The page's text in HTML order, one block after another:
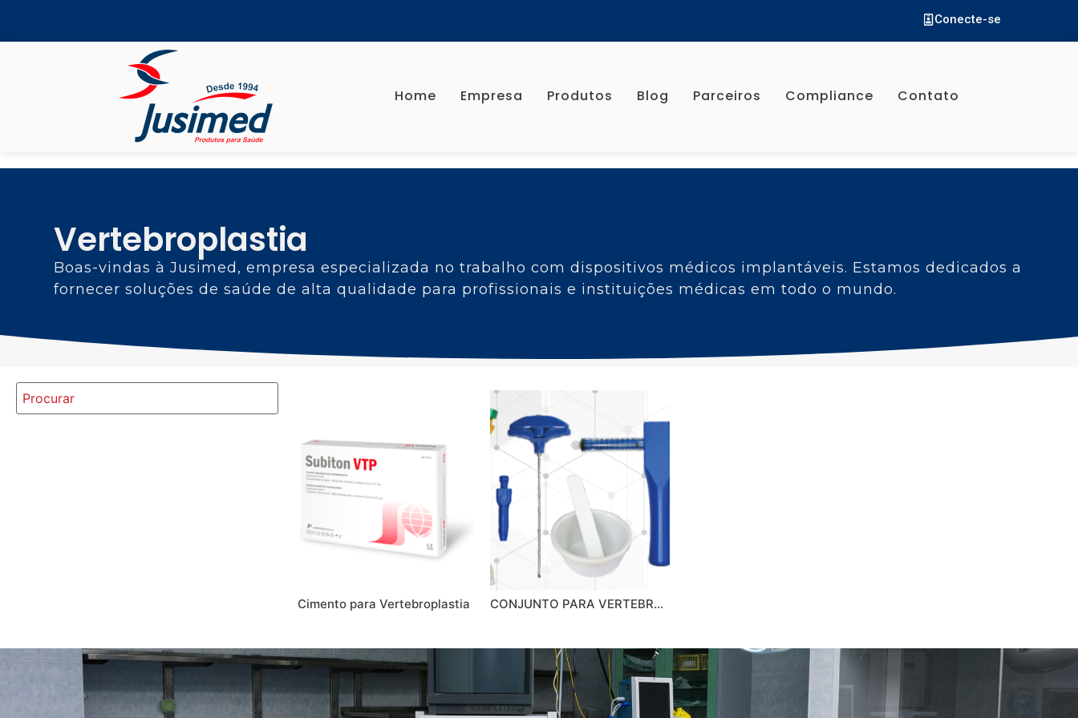
Conecte-se
Home Empresa Produtos Blog Parceiros Compliance Contato
Vertebroplastia
Boas-vindas à Jusimed, empresa especializada no trabalho com dispositivos médicos implantáveis. Estamos dedicados a
fornecer soluções de saúde de alta qualidade para profissionais e instituições médicas em todo o mundo.
Cimento para Vertebroplastia CONJUNTO PARA VERTEBROPLASTIA VERT-SYS